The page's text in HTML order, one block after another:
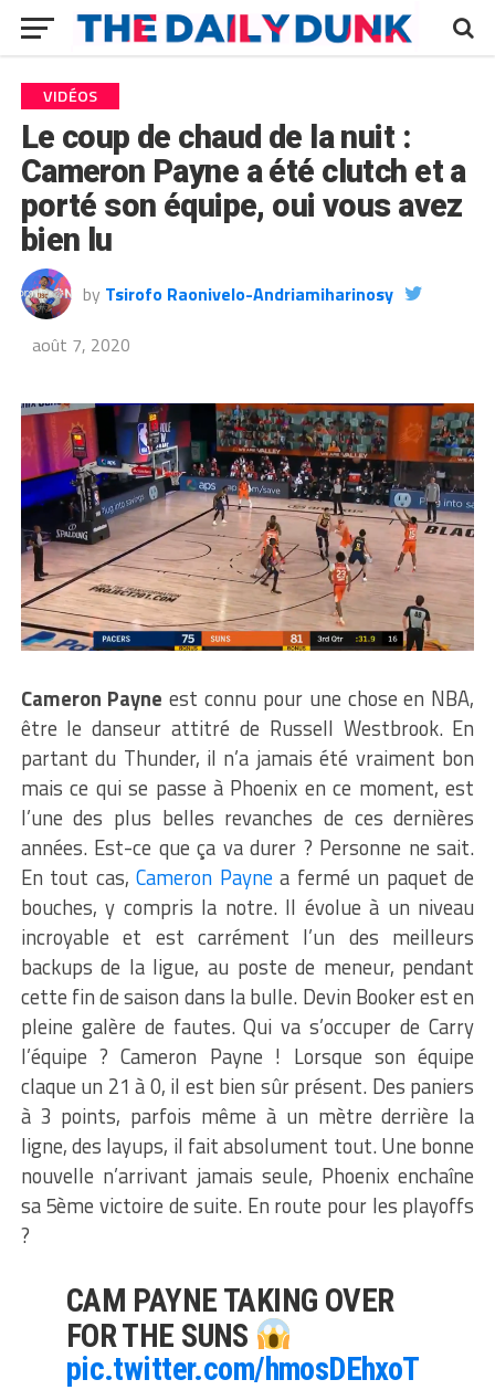
VIDÉOS
Le coup de chaud de la nuit :
Cameron Payne a été clutch et a
porté son équipe, oui vous avez
bien lu
by Tsirofo Raonivelo-Andriamiharinosy
août 7, 2020
Cameron Payne est connu pour une chose en NBA,
être le danseur attitré de Russell Westbrook. En
partant du Thunder, il n’a jamais été vraiment bon
mais ce qui se passe à Phoenix en ce moment, est
l’une des plus belles revanches de ces dernières
années. Est-ce que ça va durer ? Personne ne sait.
En tout cas, Cameron Paynea fermé un paquet de
bouches, y compris la notre. Il évolue à un niveau
incroyable et est carrément l’un des meilleurs
backups de la ligue, au poste de meneur, pendant
cette fin de saison dans la bulle. Devin Booker est en
pleine galère de fautes. Qui va s’occuper de Carry
l’équipe ? Cameron Payne ! Lorsque son équipe
claque un 21 à 0, il est bien sûr présent. Des paniers
à 3 points, parfois même à un mètre derrière la
ligne, des layups, il fait absolument tout. Une bonne
nouvelle n’arrivant jamais seule, Phoenix enchaîne
sa 5ème victoire de suite. En route pour les playoffs
?
CAM PAYNE TAKING OVER
FOR THE SUNS
pic.twitter.com/hmosDEhxoT